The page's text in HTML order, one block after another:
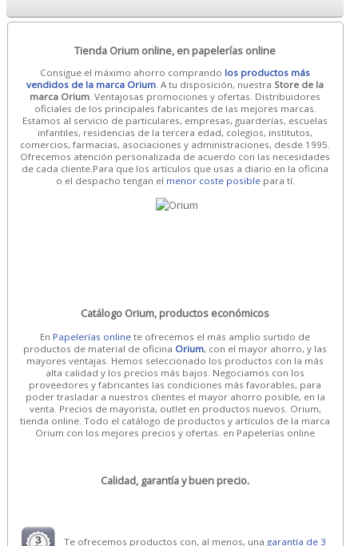
Tienda Orium online, en papelerías online
Consigue el máximo ahorro comprando los productos más
vendidos de la marca Orium. A tu disposición, nuestra Store de la
marca Orium. Ventajosas promociones y ofertas. Distribuidores
oficiales de los principales fabricantes de las mejores marcas.
Estamos al servicio de particulares, empresas, guarderías, escuelas
infantiles, residencias de la tercera edad, colegios, institutos,
comercios, farmacias, asociaciones y administraciones, desde 1995.
Ofrecemos atención personalizada de acuerdo con las necesidades
de cada cliente.Para que los artículos que usas a diario en la oficina
o el despacho tengan el menor coste posiblepara tí.
Catálogo Orium, productos económicos
En Papelerías online te ofrecemos el más amplio surtido de
productos de material de oficina Orium, con el mayor ahorro, y las
mayores ventajas. Hemos seleccionado los productos con la más
alta calidad y los precios más bajos. Negociamos con los
proveedores y fabricantes las condiciones más favorables, para
poder trasladar a nuestros clientes el mayor ahorro posible, en la
venta. Precios de mayorista, outlet en productos nuevos. Orium,
tienda online. Todo el catálogo de productos y artículos de la marca
Orium con los mejores precios y ofertas. en Papelerías online
Calidad, garantía y buen precio.
Te ofrecemos productos con, al menos, una garantía de 3